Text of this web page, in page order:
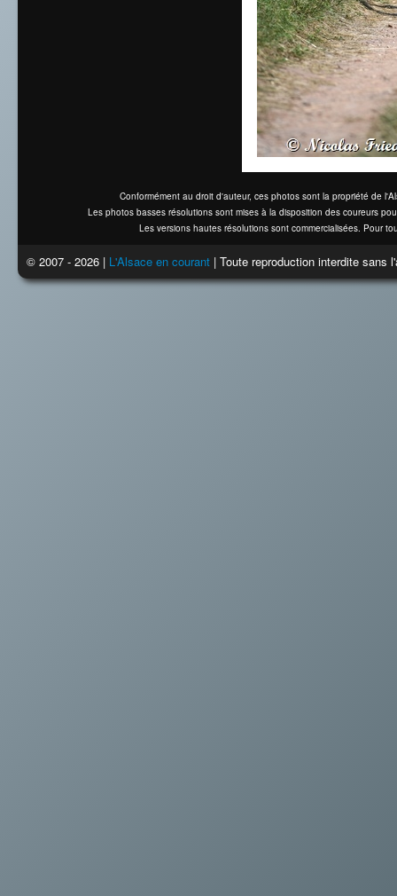
Conformément au droit d'auteur, ces photos sont la propriété de
Les photos basses résolutions sont mises à la disposition des coureurs
Les versions hautes résolutions sont commercialisées. Pour
© 2007 - 2026 | L'Alsace en courant | Toute reproduction interdite sans